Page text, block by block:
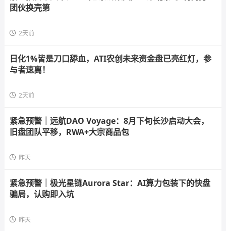
团伙换壳第
2天前
日化1%皆是刀口舔血，ATI农创未来资金盘已亮红灯，参
与者速离！
2天前
紧急预警｜远航DAO Voyage：8月下旬长沙启动大会，
旧盘团队平移，RWA+大宗商品包
昨天
紧急预警｜极光星链Aurora Star：AI算力包装下的快盘
骗局，认购即入坑
昨天